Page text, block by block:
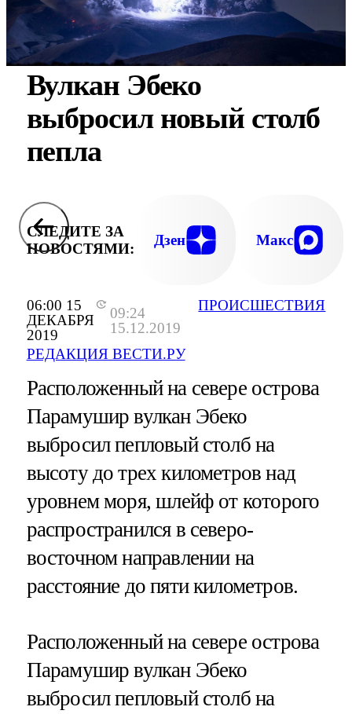
06:00 15
ДЕКАБРЯ
2019
09:24
15.12.2019
РЕДАКЦИЯ ВЕСТИ.РУ
ПРОИСШЕСТВИЯ
Вулкан Эбеко
выбросил новый столб
пепла
СЛЕДИТЕ ЗА
НОВОСТЯМИ:
Дзен Макс
Расположенный на севере острова
Парамушир вулкан Эбеко
выбросил пепловый столб на
высоту до трех километров над
уровнем моря, шлейф от которого
распространился в северо-
восточном направлении на
расстояние до пяти километров.
Расположенный на севере острова
Парамушир вулкан Эбеко
выбросил пепловый столб на